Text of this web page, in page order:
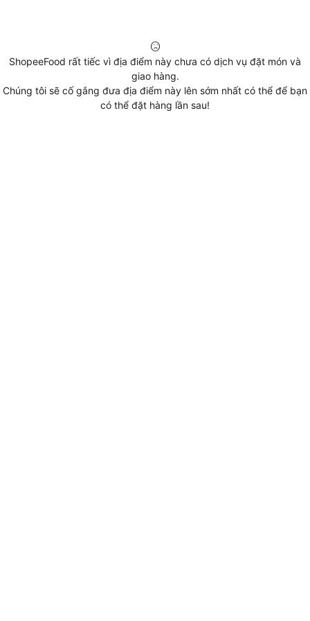
ShopeeFood rất tiếc vì địa điểm này chưa có dịch vụ đặt món và
giao hàng.
Chúng tôi sẽ cố gắng đưa địa điểm này lên sớm nhất có thể để bạn
có thể đặt hàng lần sau!